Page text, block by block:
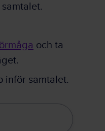
och ta
inför samtalet.